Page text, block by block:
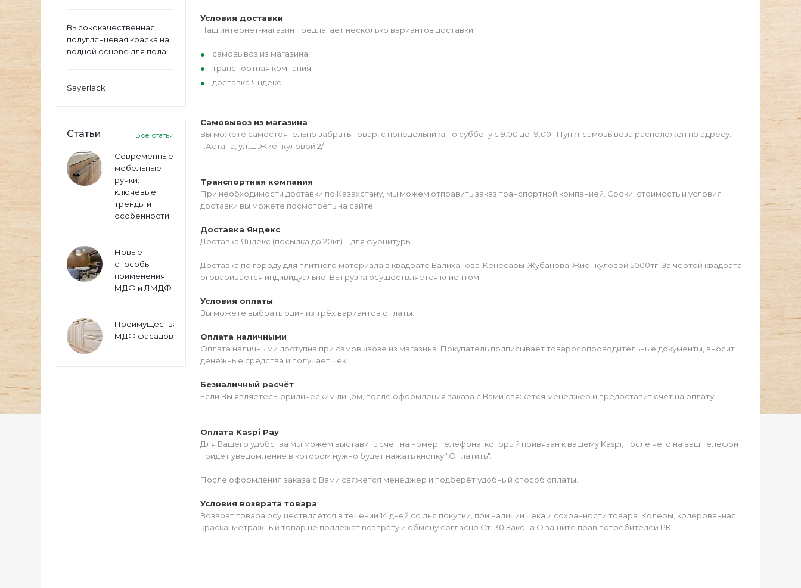
Высококачественная
полуглянцевая краска на
водной основе для пола.
Sayerlack
Статьи Все статьи
Современные
мебельные
ручки:
ключевые
тренды и
особенности
Новые
способы
применения
МДФ и ЛМДФ
Преимущества
МДФ фасадов
Условия доставки
Наш интернет-магазин предлагает несколько вариантов доставки:
самовывоз из магазина;
транспортная компания;
доставка Яндекс.
Самовывоз из магазина
Вы можете самостоятельно забрать товар, с понедельника по субботу с 9:00 до 19:00. Пункт самовывоза расположен по адресу:
г.Астана, ул.Ш.Жиенкуловой 2/1.
Транспортная компания
При необходимости доставки по Казахстану, мы можем отправить заказ транспортной компанией. Сроки, стоимость и условия
доставки вы можете посмотреть на сайте.
Доставка Яндекс
Доставка Яндекс (посылка до 20кг) – для фурнитуры.
Доставка по городу для плитного материала в квадрате Валиханова-Кенесары-Жубанова-Жиенкуловой 5000тг. За чертой квадрата
оговаривается индивидуально. Выгрузка осуществляется клиентом.
Условия оплаты
Вы можете выбрать один из трёх вариантов оплаты:
Оплата наличными
Оплата наличными доступна при самовывозе из магазина. Покупатель подписывает товаросопроводительные документы, вносит
денежные средства и получает чек.
Безналичный расчёт
Если Вы являетесь юридическим лицом, после оформления заказа с Вами свяжется менеджер и предоставит счет на оплату.
Оплата Kaspi Pay
Для Вашего удобства мы можем выставить счет на номер телефона, который привязан к вашему Kaspi, после чего на ваш телефон
придет уведомление в котором нужно будет нажать кнопку "Оплатить".
После оформления заказа с Вами свяжется менеджер и подберёт удобный способ оплаты.
Условия возврата товара
Возврат товара осуществляется в течении 14 дней со дня покупки, при наличии чека и сохранности товара. Колеры, колерованная
краска, метражный товар не подлежат возврату и обмену согласно Ст. 30 Закона О защите прав потребителей РК.